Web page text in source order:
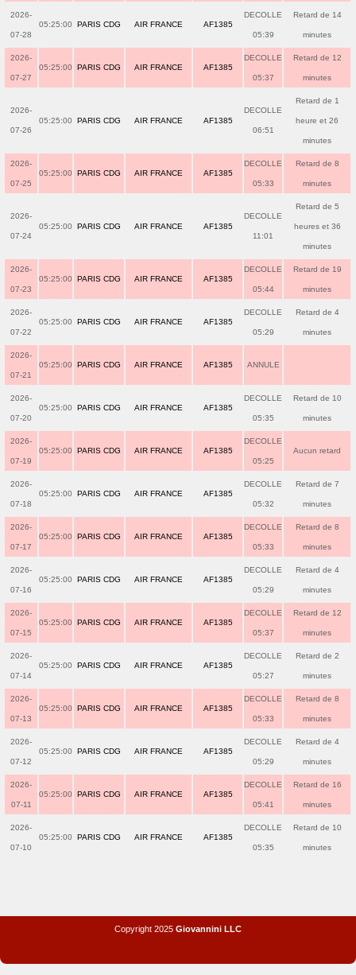
2026-
07-28
05:25:00 PARIS CDG AIR FRANCE AF1385
DECOLLE
05:39
Retard de 14
minutes
2026-
07-27
05:25:00 PARIS CDG AIR FRANCE AF1385
DECOLLE
05:37
Retard de 12
minutes
2026-
07-26
05:25:00 PARIS CDG AIR FRANCE AF1385
DECOLLE
06:51
Retard de 1
heure et 26
minutes
2026-
07-25
05:25:00 PARIS CDG AIR FRANCE AF1385
DECOLLE
05:33
Retard de 8
minutes
2026-
07-24
05:25:00 PARIS CDG AIR FRANCE AF1385
DECOLLE
11:01
Retard de 5
heures et 36
minutes
2026-
07-23
05:25:00 PARIS CDG AIR FRANCE AF1385
DECOLLE
05:44
Retard de 19
minutes
2026-
07-22
05:25:00 PARIS CDG AIR FRANCE AF1385
DECOLLE
05:29
Retard de 4
minutes
2026-
07-21
05:25:00 PARIS CDG AIR FRANCE AF1385 ANNULE
2026-
07-20
05:25:00 PARIS CDG AIR FRANCE AF1385
DECOLLE
05:35
Retard de 10
minutes
2026-
07-19
05:25:00 PARIS CDG AIR FRANCE AF1385
DECOLLE
05:25
Aucun retard
2026-
07-18
05:25:00 PARIS CDG AIR FRANCE AF1385
DECOLLE
05:32
Retard de 7
minutes
2026-
07-17
05:25:00 PARIS CDG AIR FRANCE AF1385
DECOLLE
05:33
Retard de 8
minutes
2026-
07-16
05:25:00 PARIS CDG AIR FRANCE AF1385
DECOLLE
05:29
Retard de 4
minutes
2026-
07-15
05:25:00 PARIS CDG AIR FRANCE AF1385
DECOLLE
05:37
Retard de 12
minutes
2026-
07-14
05:25:00 PARIS CDG AIR FRANCE AF1385
DECOLLE
05:27
Retard de 2
minutes
2026-
07-13
05:25:00 PARIS CDG AIR FRANCE AF1385
DECOLLE
05:33
Retard de 8
minutes
2026-
07-12
05:25:00 PARIS CDG AIR FRANCE AF1385
DECOLLE
05:29
Retard de 4
minutes
2026-
07-11
05:25:00 PARIS CDG AIR FRANCE AF1385
DECOLLE
05:41
Retard de 16
minutes
2026-
07-10
05:25:00 PARIS CDG AIR FRANCE AF1385
DECOLLE
05:35
Retard de 10
minutes
Copyright 2025 Giovannini LLC